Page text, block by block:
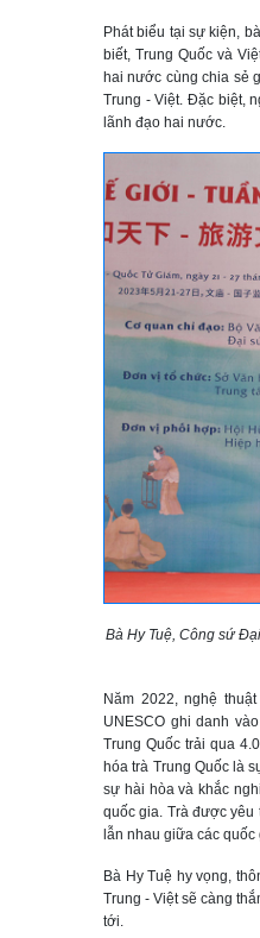
Phát biểu tại sự kiện,
biết, Trung Quốc và
hai nước cùng chia sẻ
Trung - Việt. Đặc biệt,
lãnh đạo hai nước.
Bà Hy Tuệ, Công sứ
Năm 2022, nghệ
UNESCO ghi danh
Trung Quốc trải qua
hóa trà Trung Quốc là
sự hài hòa và khắc
quốc gia. Trà được
lẫn nhau giữa các
Bà Hy Tuệ hy vọng,
Trung - Việt sẽ càng
tới.